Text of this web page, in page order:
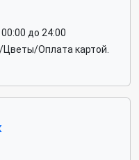
до 24:00
Оплата картой.